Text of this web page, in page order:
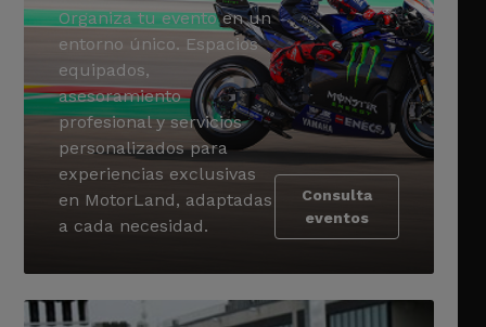
Organiza tu evento en un
entorno único. Espacios
equipados,
asesoramiento
profesional y servicios
personalizados para
experiencias exclusivas
en MotorLand, adaptadas
a cada necesidad.
Consulta
eventos